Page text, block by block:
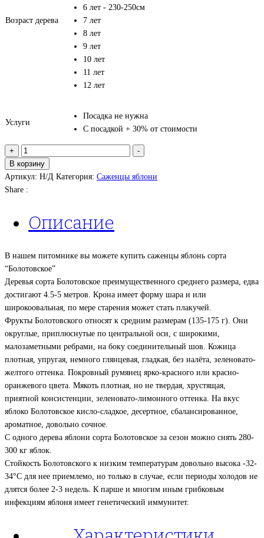
Возраст дерева
6 лет - 230-250см
7 лет
8 лет
9 лет
10 лет
11 лет
12 лет
Услуги
Посадка не нужна
С посадкой + 30% от стоимости
+
Количество
товара
Яблоня
Болотовское
-
В корзину
Артикул: Н/Д Категория: Саженцы яблони
Share :
Описание
В нашем питомнике вы можете купить саженцы яблонь сорта
“Болотовское”
Деревья сорта Болотовское преимущественного среднего размера, едва
достигают 4.5-5 метров. Крона имеет форму шара и или
широкоовальная, по мере старения может стать плакучей.
Фрукты Болотовского относят к средним размерам (135-175 г). Они
округлые, приплюснутые по центральной оси, с широкими,
малозаметными ребрами, на боку соединительный шов. Кожица
плотная, упругая, немного глянцевая, гладкая, без налёта, зеленовато-
желтого оттенка. Покровный румянец ярко-красного или красно-
оранжевого цвета. Мякоть плотная, но не твердая, хрустящая,
приятной консистенции, зеленовато-лимонного оттенка. На вкус
яблоко Болотовское кисло-сладкое, десертное, сбалансированное,
ароматное, довольно сочное.
С одного дерева яблони сорта Болотовское за сезон можно снять 280-
300 кг яблок.
Стойкость Болотовского к низким температурам довольно высока -32-
34°С для нее приемлемо, но только в случае, если периоды холодов не
длятся более 2-3 недель. К парше и многим иным грибковым
инфекциям яблоня имеет генетический иммунитет.